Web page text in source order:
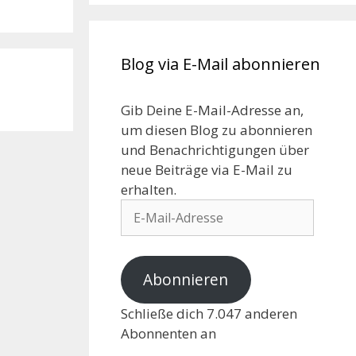
Blog via E-Mail abonnieren
Gib Deine E-Mail-Adresse an,
um diesen Blog zu abonnieren
und Benachrichtigungen über
neue Beiträge via E-Mail zu
erhalten.
Abonnieren
Schließe dich 7.047 anderen
Abonnenten an